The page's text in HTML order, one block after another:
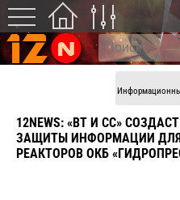
12NEWS: «ВТ И СС»
ЗАЩИТЫ ИНФОРМАЦИИ
РЕАКТОРОВ ОКБ